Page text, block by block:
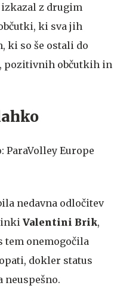
izkazal z drugim
ki sva jih
ki so še ostali do
pozitivnih občutkih in
nedavna odločitev
Valentini Brik,
tem onemogočila
dokler status
neuspešno.